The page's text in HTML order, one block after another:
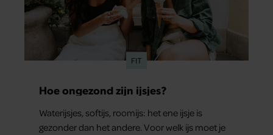
FIT
Hoe ongezond zijn ijsjes?
Waterijsjes, softijs, roomijs: het ene ijsje is
gezonder dan het andere. Voor welk ijs moet je